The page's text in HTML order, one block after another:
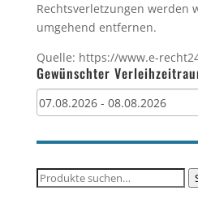
Rechtsverletzungen werden
umgehend entfernen.
Quelle: https://www.e-
Gewünschter
Suche